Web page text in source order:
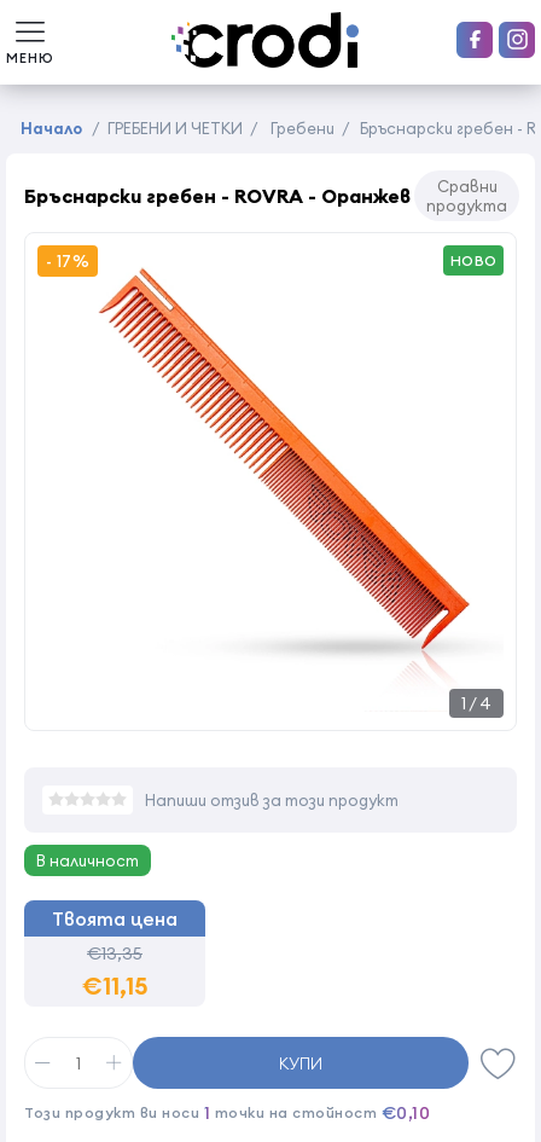
МЕНЮ
Начало / ГРЕБЕНИ И ЧЕТКИ / Гребени / Бръснарски гребен -
Бръснарски гребен - ROVRA - Оранжев
Сравни
продукта
1 /4
- 17% НОВО
Напиши отзив за този продукт
В наличност
Твоята цена
€13,35
€11,15
КУПИ
Този продукт ви носи 1 точки на стойност €0,10